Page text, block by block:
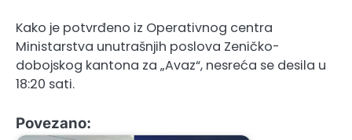
Kako je potvrđeno iz Operativnog centra
Ministarstva unutrašnjih poslova Zeničko-
dobojskog kantona za „Avaz“, nesreća se desila u
18:20 sati.
Povezano: